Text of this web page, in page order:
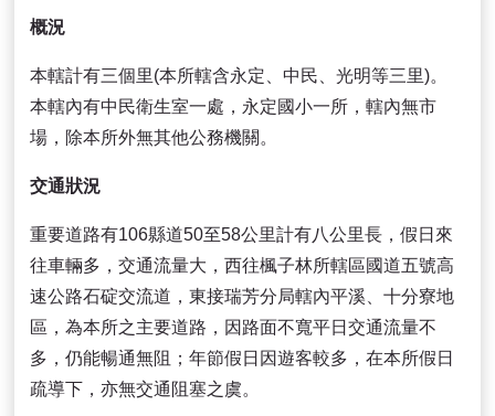
概況
本轄計有三個里(本所轄含永定、中民、光明等三里)。
本轄內有中民衛生室一處，永定國小一所，轄內無市
場，除本所外無其他公務機關。
交通狀況
重要道路有106縣道50至58公里計有八公里長，假日來
往車輛多，交通流量大，西往楓子林所轄區國道五號高
速公路石碇交流道，東接瑞芳分局轄內平溪、十分寮地
區，為本所之主要道路，因路面不寬平日交通流量不
多，仍能暢通無阻；年節假日因遊客較多，在本所假日
疏導下，亦無交通阻塞之虞。